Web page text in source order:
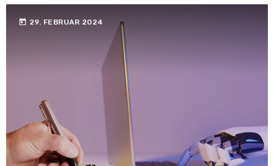
today 29. FEBRUAR 2024